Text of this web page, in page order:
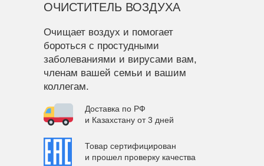
ОЧИСТИТЕЛЬ ВОЗДУХА
Очищает воздух и помогает
бороться с простудными
заболеваниями и вирусами вам,
членам вашей семьи и вашим
коллегам.
Доставка по РФ
и Казахстану от 3 дней
Товар сертифицирован
и прошел проверку качества